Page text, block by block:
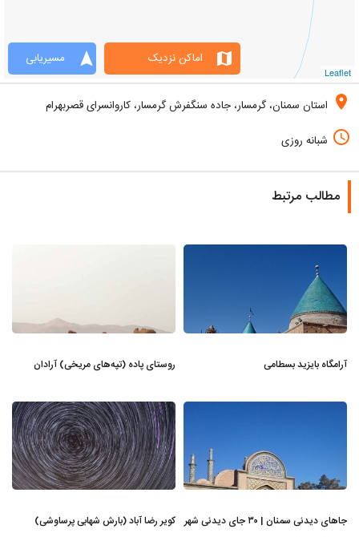
Leaflet
navigation مسیریابی map اماکن نزدیک
location_on استان سمنان، گرمسار، جاده سنگفرش گرمسار، کاروانسرای قصربهرام
access_time شبانه روزی
مطالب مرتبط
آرامگاه بایزید بسطامی روستای پاده (تپه‌های مریخی) آرادان
جاهای دیدنی سمنان | ۳۰ جای دیدنی شهر کویر رضا آباد (بارش شهابی پرساوشی)